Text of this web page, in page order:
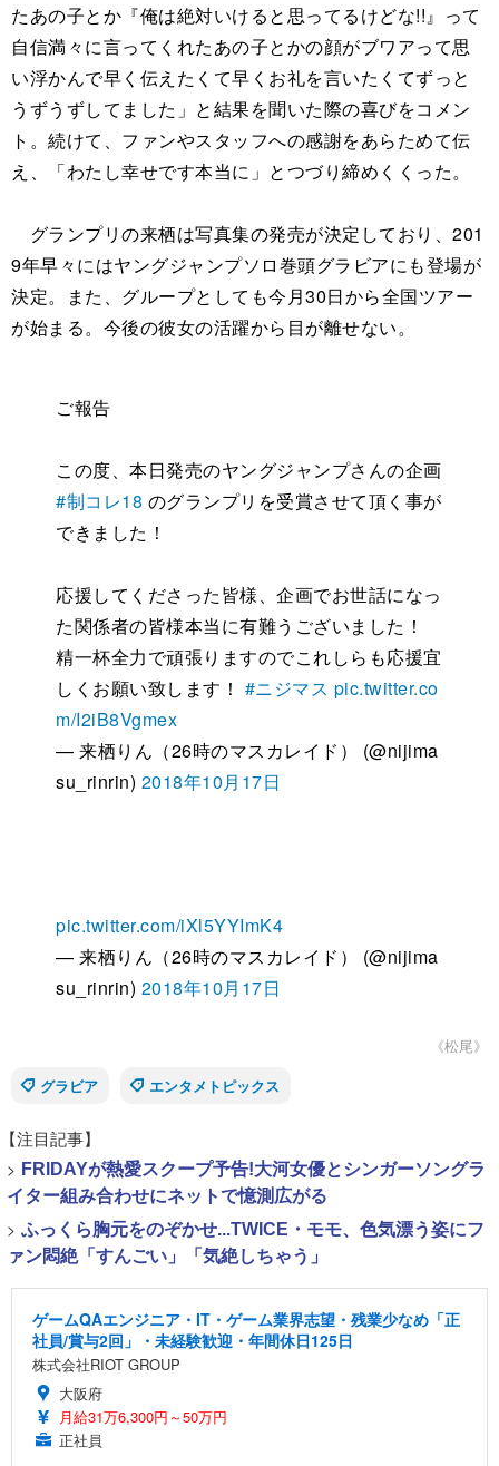
たあの子とか『俺は絶対いけると思ってるけどな!!』って
自信満々に言ってくれたあの子とかの顔がブワアって思
い浮かんで早く伝えたくて早くお礼を言いたくてずっと
うずうずしてました」と結果を聞いた際の喜びをコメン
ト。続けて、ファンやスタッフへの感謝をあらためて伝
え、「わたし幸せです本当に」とつづり締めくくった。
グランプリの来栖は写真集の発売が決定しており、201
9年早々にはヤングジャンプソロ巻頭グラビアにも登場が
決定。また、グループとしても今月30日から全国ツアー
が始まる。今後の彼女の活躍から目が離せない。
ご報告
この度、本日発売のヤングジャンプさんの企画
#制コレ18 のグランプリを受賞させて頂く事が
できました！
応援してくださった皆様、企画でお世話になっ
た関係者の皆様本当に有難うございました！
精一杯全力で頑張りますのでこれしらも応援宜
しくお願い致します！ #ニジマス pic.twitter.co
m/I2iB8Vgmex
— 来栖りん（26時のマスカレイド） (@nijima
su_rinrin) 2018年10月17日
pic.twitter.com/iXl5YYImK4
— 来栖りん（26時のマスカレイド） (@nijima
su_rinrin) 2018年10月17日
《松尾》
グラビア
エンタメトピックス
【注目記事】
> FRIDAYが熱愛スクープ予告!大河女優とシンガーソングラ
イター組み合わせにネットで憶測広がる
> ふっくら胸元をのぞかせ...TWICE・モモ、色気漂う姿にフ
ァン悶絶「すんごい」「気絶しちゃう」
ゲームQAエンジニア・IT・ゲーム業界志望・残業少なめ「正
社員/賞与2回」・未経験歓迎・年間休日125日
株式会社RIOT GROUP
大阪府
月給31万6,300円～50万円
正社員